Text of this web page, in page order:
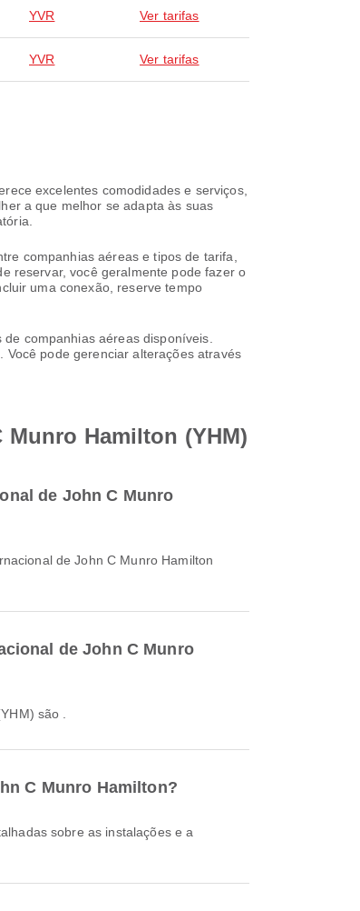
YVR Ver tarifas
YVR Ver tarifas
excelentes comodidades e serviços,
a que melhor se adapta às suas
companhias aéreas e tipos de tarifa,
reservar, você geralmente pode fazer o
uma conexão, reserve tempo
companhias aéreas disponíveis.
pode gerenciar alterações através
Hamilton (YHM)
de John C Munro
de John C Munro Hamilton
de John C Munro
são .
C Munro Hamilton?